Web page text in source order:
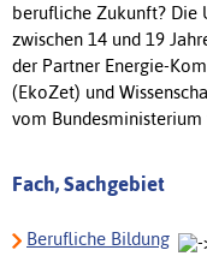
berufliche Zukunft? Die
zwischen 14 und 19
der Partner Energie-
(EkoZet) und
vom Bundesministerium
Fach, Sachgebiet
Berufliche Bildung